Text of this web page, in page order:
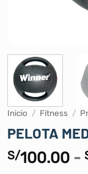
Inicio / Fitness /
PELOTA
S/100.00 -